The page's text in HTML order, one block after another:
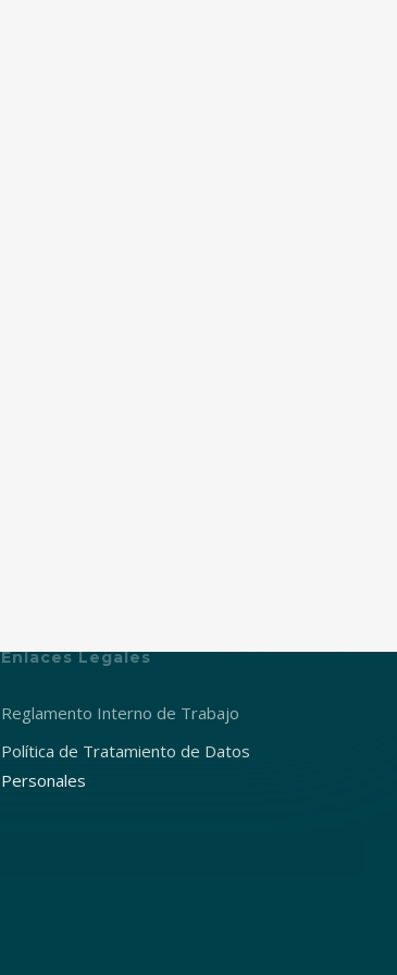
Enlaces Legales
Reglamento Interno de Trabajo
Política de Tratamiento de Datos
Personales